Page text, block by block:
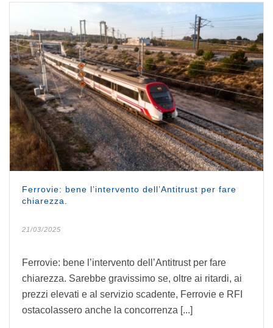
Ferrovie: bene l’intervento dell’Antitrust per fare
chiarezza.
21/03/2025
Ferrovie: bene l’intervento dell’Antitrust per fare
chiarezza. Sarebbe gravissimo se, oltre ai ritardi, ai
prezzi elevati e al servizio scadente, Ferrovie e RFI
ostacolassero anche la concorrenza [...]